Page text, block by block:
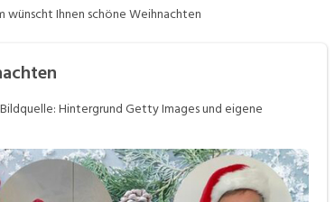
wünscht Ihnen schöne Weihnachten
Hintergrund Getty Images und eigene